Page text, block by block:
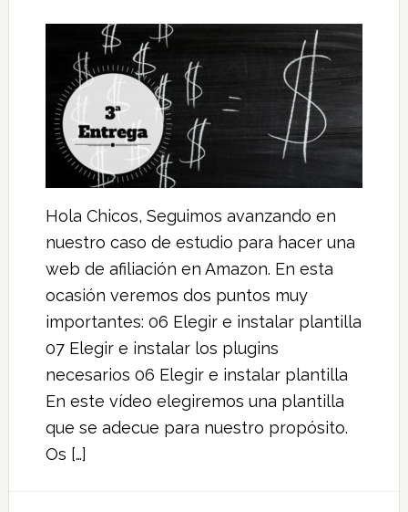
Hola Chicos, Seguimos avanzando en
nuestro caso de estudio para hacer una
web de afiliación en Amazon. En esta
ocasión veremos dos puntos muy
importantes: 06 Elegir e instalar plantilla
07 Elegir e instalar los plugins
necesarios 06 Elegir e instalar plantilla
En este vídeo elegiremos una plantilla
que se adecue para nuestro propósito.
Os […]